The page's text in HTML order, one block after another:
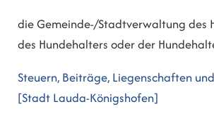
die Gemeinde-/Stadtverwaltung des
des Hundehalters oder der
Steuern, Beiträge, Liegenschaften
[Stadt Lauda-Königshofen]